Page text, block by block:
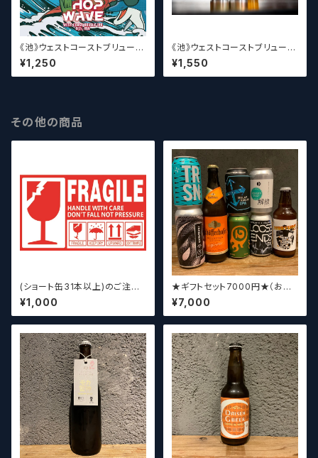
《池》ウェストコーストブリューイ
ング / West Coast ( WCB ) H
op Wave【クラフトビール】
¥1,250
《池》ウェストコーストブリューイ
ング / West Coast ( WCB )
MONONOKE DANCE【クラフ
トビール】
¥1,550
その他の商品
(ショート缶31本以上)のご注文
の場合いこちらをご購入くださ
い。 【クラフトビール】
¥1,000
★ギフトセット7000円★（お好
みに合わせて5～8本チョイスさ
せていただきます）【クラフトビー
ル】
¥7,000